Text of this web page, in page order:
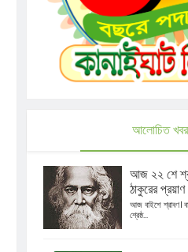
আলোচিত খবর
আজ ২২ শে
ঠাকুরের
আজ বাইশে শ্রাবণ।
শ্রেষ্ঠ...